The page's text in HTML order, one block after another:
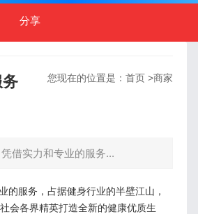
分享
您现在的位置是： 首页 >商家
借实力和专业的服务...
服务，占据健身行业的半壁江山，
会各界精英打造全新的健康优质生